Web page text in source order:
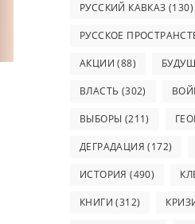
РУССКИЙ КАВКАЗ (130)
РУССКОЕ
АКЦИИ (88)
ВЛАСТЬ (302)
ВЫБОРЫ (211)
ДЕГРАДАЦИЯ (172)
ИСТОРИЯ (490)
КНИГИ (312)